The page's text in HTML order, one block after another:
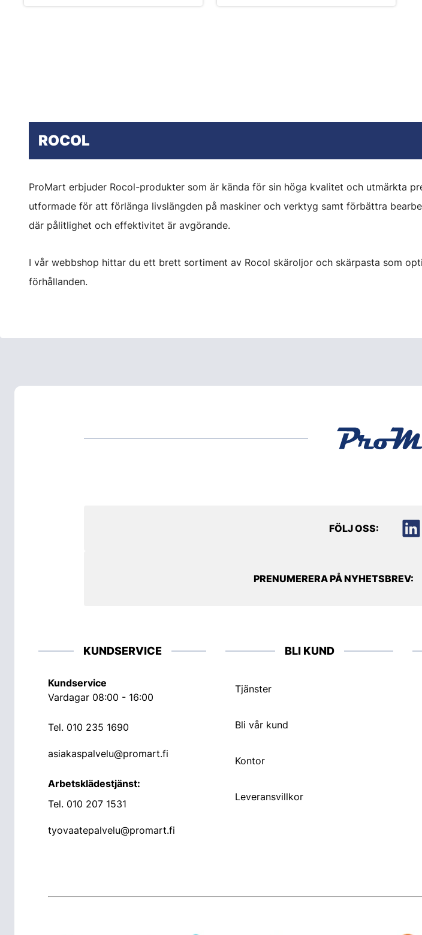
ROCOL
ProMart erbjuder Rocol-produkter som är kända för sin höga kvalitet och utmärkta
utformade för att förlänga livslängden på maskiner och verktyg samt förbättra
där pålitlighet och effektivitet är avgörande.
I vår webbshop hittar du ett brett sortiment av Rocol skäroljor och skärpasta som
förhållanden.
FÖLJ OSS:
PRENUMERERA PÅ NYHETSBREV:
KUNDSERVICE
Kundservice
Vardagar 08:00 - 16:00
Tel. 010 235 1690
asiakaspalvelu@promart.fi
Arbetsklädestjänst:
Tel. 010 207 1531
tyovaatepalvelu@promart.fi
BLI KUND
Tjänster
Bli vår kund
Kontor
Leveransvillkor